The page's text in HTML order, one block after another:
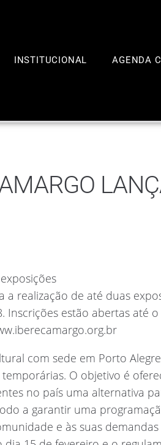
INSTITUCIONAL AGENDA
realização de até duas
Inscrições estão abertas até
com sede em Porto
O objetivo é
no país uma alternativa
a garantir uma
e às suas